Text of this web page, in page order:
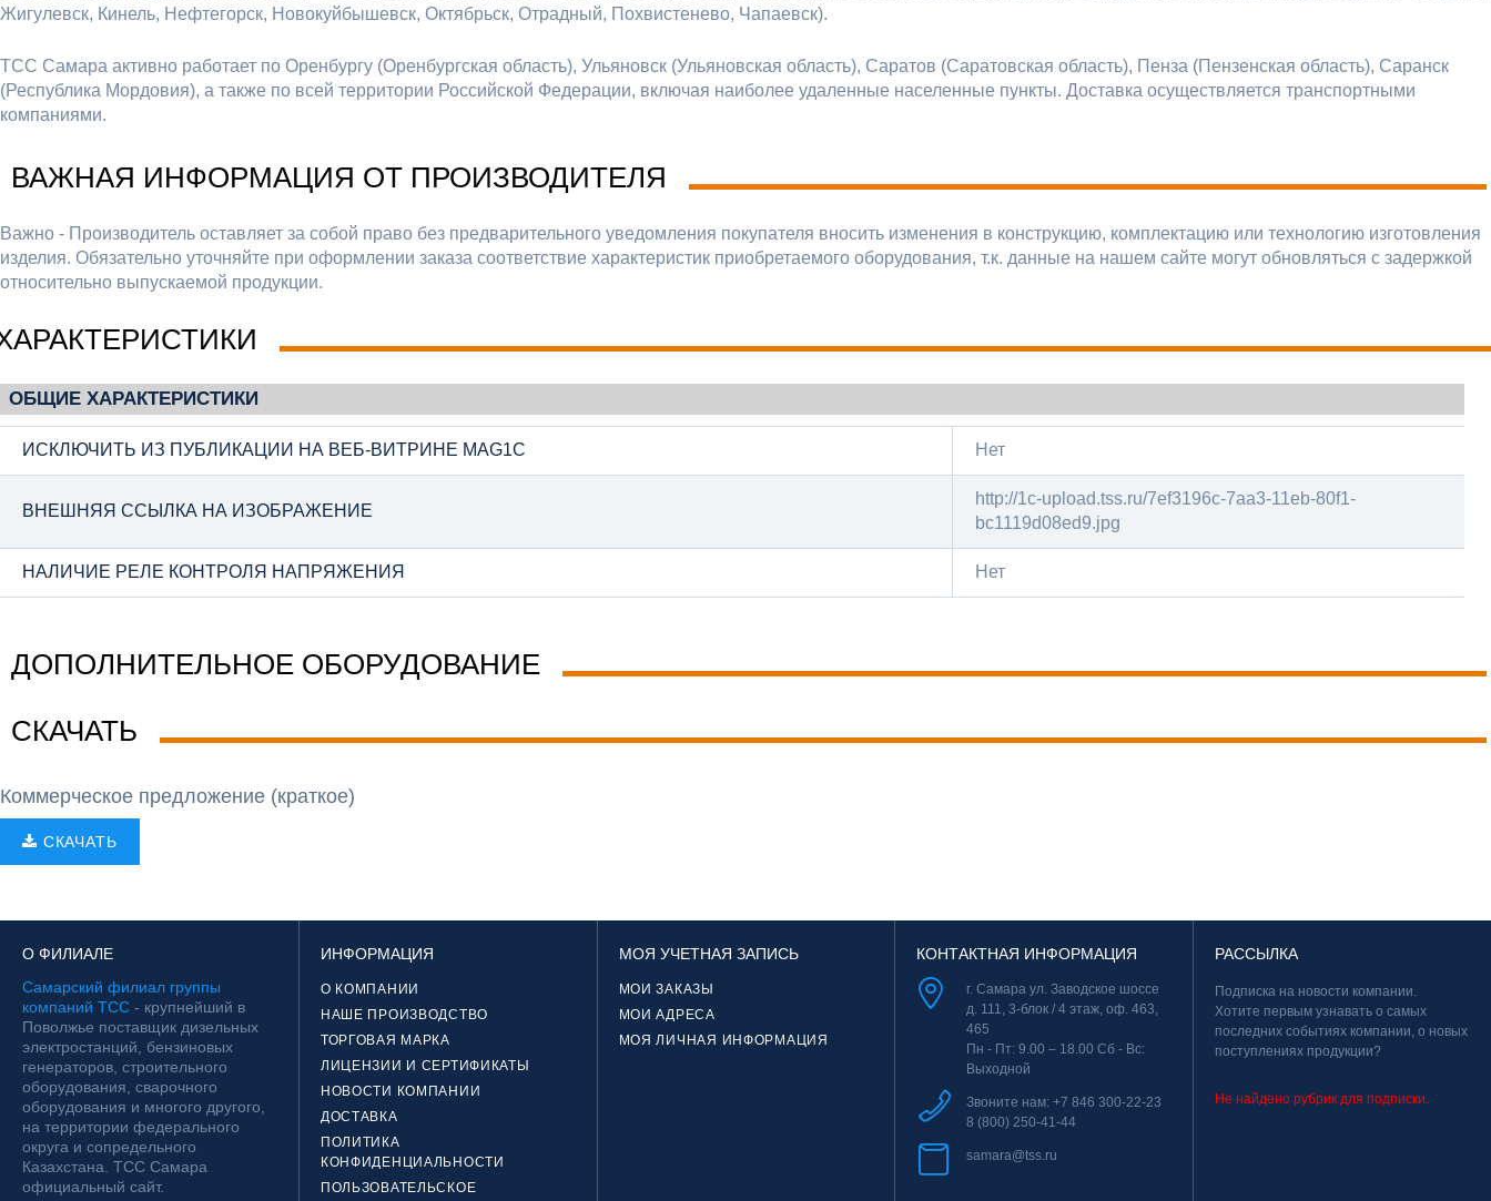
Жигулевск, Кинель, Нефтегорск, Новокуйбышевск, Октябрьск, Отрадный, Похвистенево, Чапаевск).
ТСС Самара активно работает по Оренбургу (Оренбургская область), Ульяновск (Ульяновская область), Саратов (Саратовская область), Пенза (Пензенская область), Саранск
(Республика Мордовия), а также по всей территории Российской Федерации, включая наиболее удаленные населенные пункты. Доставка осуществляется транспортными
компаниями.
ВАЖНАЯ ИНФОРМАЦИЯ ОТ ПРОИЗВОДИТЕЛЯ
Важно - Производитель оставляет за собой право без предварительного уведомления покупателя вносить изменения в конструкцию, комплектацию или технологию изготовления
изделия. Обязательно уточняйте при оформлении заказа соответствие характеристик приобретаемого оборудования, т.к. данные на нашем сайте могут обновляться с задержкой
относительно выпускаемой продукции.
ОБЩИЕ ХАРАКТЕРИСТИКИ
ИСКЛЮЧИТЬ ИЗ ПУБЛИКАЦИИ НА ВЕБ-ВИТРИНЕ MAG1C Нет
ВНЕШНЯЯ ССЫЛКА НА ИЗОБРАЖЕНИЕ
http://1c-upload.tss.ru/7ef3196c-7aa3-11eb-80f1-
bc1119d08ed9.jpg
НАЛИЧИЕ РЕЛЕ КОНТРОЛЯ НАПРЯЖЕНИЯ Нет
ДОПОЛНИТЕЛЬНОЕ ОБОРУДОВАНИЕ
СКАЧАТЬ
Коммерческое предложение (краткое)
СКАЧАТЬ
О ФИЛИАЛЕ
Самарский филиал группы
компаний ТСС - крупнейший в
Поволжье поставщик дизельных
электростанций, бензиновых
генераторов, строительного
оборудования, сварочного
оборудования и многого другого,
на территории федерального
округа и сопредельного
Казахстана. ТСС Самара
официальный сайт.
ИНФОРМАЦИЯ
О КОМПАНИИ
НАШЕ ПРОИЗВОДСТВО
ТОРГОВАЯ МАРКА
ЛИЦЕНЗИИ И СЕРТИФИКАТЫ
НОВОСТИ КОМПАНИИ
ДОСТАВКА
ПОЛИТИКА
КОНФИДЕНЦИАЛЬНОСТИ
ПОЛЬЗОВАТЕЛЬСКОЕ
МОЯ УЧЕТНАЯ ЗАПИСЬ
МОИ ЗАКАЗЫ
МОИ АДРЕСА
МОЯ ЛИЧНАЯ ИНФОРМАЦИЯ
КОНТАКТНАЯ ИНФОРМАЦИЯ
г. Самара ул. Заводское шоссе
д. 111, 3-блок / 4 этаж, оф. 463,
465
Пн - Пт: 9.00 – 18.00 Сб - Вс:
Выходной
Звоните нам:+7 846 300-22-23
8 (800) 250-41-44
samara@tss.ru
РАССЫЛКА
Подписка на новости компании.
Хотите первым узнавать о самых
последних событиях компании, о новых
поступлениях продукции?
Не найдено рубрик для подписки.